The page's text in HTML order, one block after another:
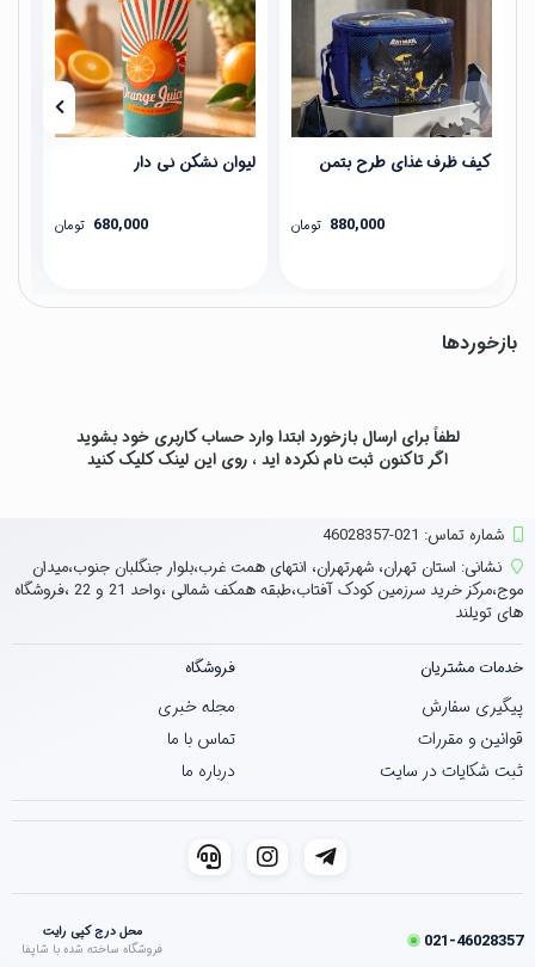
کیف ظرف غذای طرح بتمن
880,000 تومان
لیوان نشکن نی دار
680,000 تومان
بازخوردها
لطفاً برای ارسال بازخورد ابتدا وارد حساب کاربری خود بشوید
اگر تاکنون ثبت نام نکرده اید ، روی این لینککلیک کنید
شماره تماس‌: 021-46028357
نشانی: استان تهران، شهرتهران، انتهای همت غرب،بلوار جنگلبان جنوب،میدان
موج،مرکز خرید سرزمین کودک آفتاب،طبقه همکف شمالی ،واحد 21 و 22 ،فروشگاه
های تویلند
خدمات مشتریان
پیگیری سفارش
قوانین و مقررات
ثبت شکایات در سایت
فروشگاه
مجله خبری
تماس با ما
درباره ما
021-46028357
محل درج کپی رایت
فروشگاه ساخته شده با شاپفا